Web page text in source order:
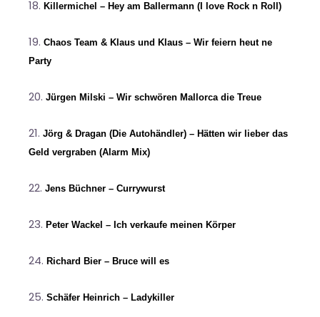
Killermichel – Hey am Ballermann (I love Rock n Roll)
Chaos Team & Klaus und Klaus – Wir feiern heut ne
Party
Jürgen Milski – Wir schwören Mallorca die Treue
Jörg & Dragan (Die Autohändler) – Hätten wir lieber das
Geld vergraben (Alarm Mix)
Jens Büchner – Currywurst
Peter Wackel – Ich verkaufe meinen Körper
Richard Bier – Bruce will es
Schäfer Heinrich – Ladykiller